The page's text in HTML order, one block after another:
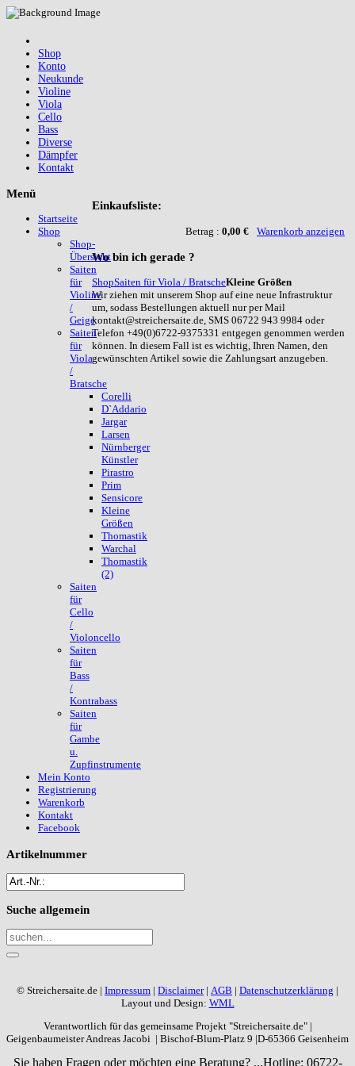
Shop
Konto
Neukunde
Violine
Viola
Cello
Bass
Diverse
Dämpfer
Kontakt
Einkaufsliste:
Betrag : 0,00 € Warenkorb anzeigen
Wobin ich gerade ?
ShopSaiten für Viola / BratscheKleine Größen
Wir ziehen mit unserem Shop auf eine neue Infrastruktur
um, sodass Bestellungen aktuell nur per Mail
kontakt@streichersaite.de, SMS 06722 943 9984 oder
Telefon +49(0)6722-9375331 entgegen genommen werden
können. In diesem Fall ist es wichtig, Ihren Namen, den
gewünschten Artikel sowie die Zahlungsart anzugeben.
Menü
Startseite
Shop
Shop-
Übersicht
Saiten
für
Violine
/
Geige
Saiten
für
Viola
/
Bratsche
Corelli
D`Addario
Jargar
Larsen
Nürnberger
Künstler
Pirastro
Prim
Sensicore
Kleine
Größen
Thomastik
Warchal
Thomastik
(2)
Saiten
für
Cello
/
Violoncello
Saiten
für
Bass
/
Kontrabass
Saiten
für
Gambe
u.
Zupfinstrumente
Mein Konto
Registrierung
Warenkorb
Kontakt
Facebook
Artikelnummer
Suche allgemein
© Streichersaite.de | Impressum | Disclaimer| AGB | Datenschutzerklärung |
Layout und Design: WML
Verantwortlich für das gemeinsame Projekt "Streichersaite.de" |
Geigenbaumeister Andreas Jacobi | Bischof-Blum-Platz 9 |D-65366 Geisenheim
Sie haben Fragen oder möchten eine Beratung? ...Hotline: 06722-